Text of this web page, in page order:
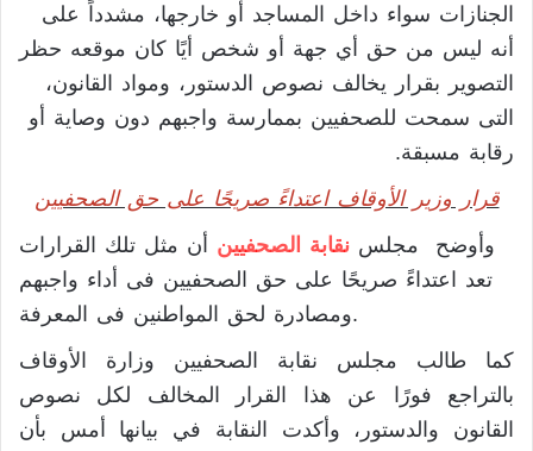
الجنازات سواء داخل المساجد أو خارجها، مشدداً على
أنه ليس من حق أي جهة أو شخص أيًا كان موقعه حظر
التصوير بقرار يخالف نصوص الدستور، ومواد القانون،
التى سمحت للصحفيين بممارسة واجبهم دون وصاية أو
رقابة مسبقة.
قرار وزير الأوقاف اعتداءً صريحًا على حق الصحفيين
وأوضح مجلس نقابة الصحفيين
أن مثل تلك القرارات
تعد اعتداءً صريحًا على حق الصحفيين فى أداء واجبهم
ومصادرة لحق المواطنين فى المعرفة.
كما طالب مجلس نقابة الصحفيين وزارة الأوقاف
بالتراجع فورًا عن هذا القرار المخالف لكل نصوص
القانون والدستور، وأكدت النقابة في بيانها أمس بأن